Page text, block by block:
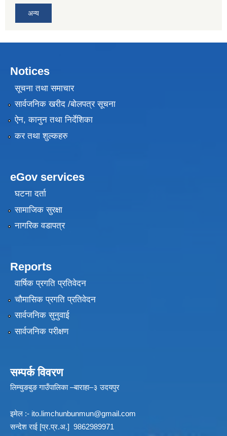
अन्य
Notices
सूचना तथा समाचार
सार्वजनिक खरीद /बोलपत्र सूचना
ऐन, कानुन तथा निर्देशिका
कर तथा शुल्कहरु
eGov services
घटना दर्ता
सामाजिक सुरक्षा
नागरिक वडापत्र
Reports
वार्षिक प्रगति प्रतिवेदन
चौमासिक प्रगति प्रतिवेदन
सार्वजनिक सुनुवाई
सार्वजनिक परीक्षण
सम्पर्क विवरण
लिम्चुङबुङ गाउँपालिका –बाराहा–३ उदयपुर
इमेल :- ito.limchunbunmun@gmail.com
सन्देश राई [प्र.प्र.अ.] 9862989971